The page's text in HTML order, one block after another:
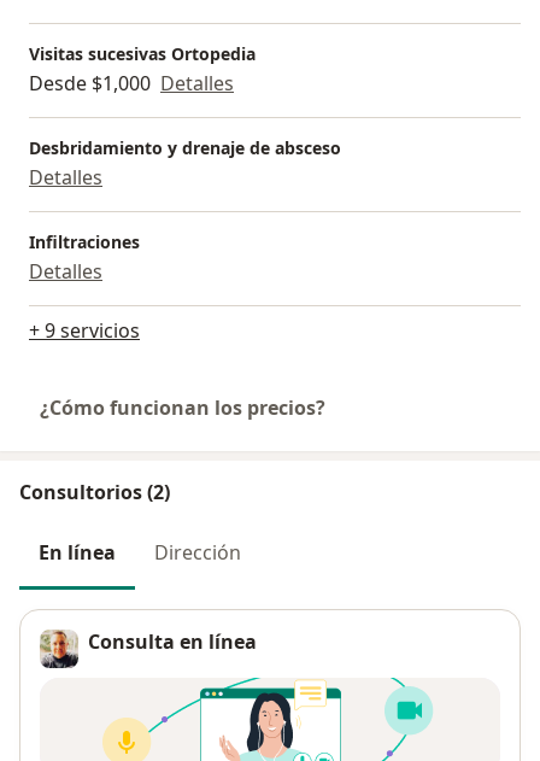
Visitas sucesivas Ortopedia
Desde $1,000 Detalles
Desbridamiento y drenaje de absceso
Detalles
Infiltraciones
Detalles
+ 9 servicios
¿Cómo funcionan los precios?
Consultorios (2)
En línea Dirección
Consulta en línea